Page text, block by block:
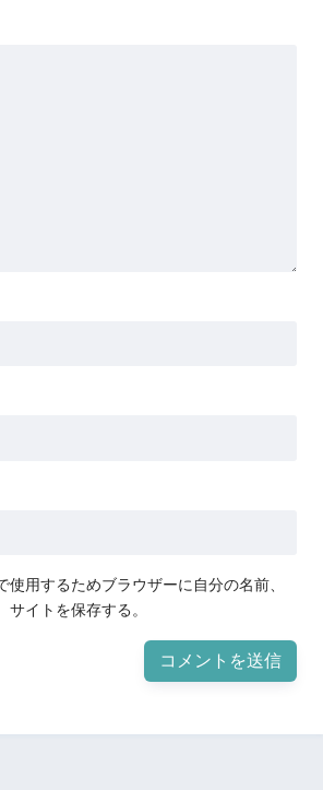
使用するためブラウザーに自分の名前、
サイトを保存する。